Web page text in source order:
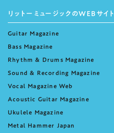
リットーミュージックのWEBサイト
Guitar Magazine
Bass Magazine
Rhythm & Drums Magazine
Sound & Recording Magazine
Vocal Magazine Web
Acoustic Guitar Magazine
Ukulele Magazine
Metal Hammer Japan